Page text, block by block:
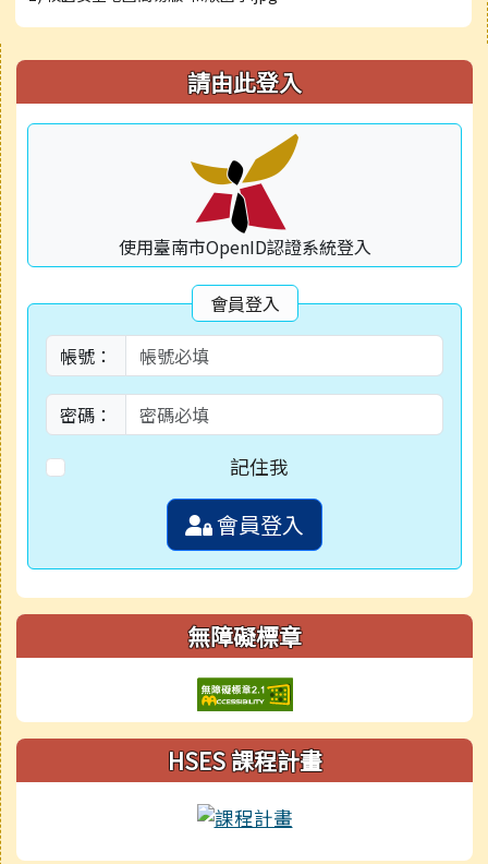
右邊區域內容 請由此登入
使用臺南市OpenID認證系統登入
會員登入
帳號：
密碼：
記住我
會員登入
無障礙標章
HSES 課程計畫